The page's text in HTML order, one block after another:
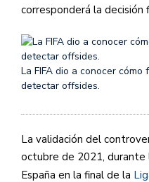
corresponderá la decisión
La FIFA dio a conocer
detectar offsides.
La validación del
octubre de 2021, durante
España en la final de la